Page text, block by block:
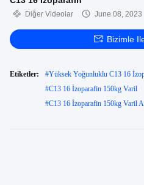
Diğer Videolar June 08, 2023
Bizimle
Etiketler: #Yüksek Yoğunluklu C13 16
#C13 16 İzoparafin 150kg Varil
#C13 16 İzoparafin 150kg Varil